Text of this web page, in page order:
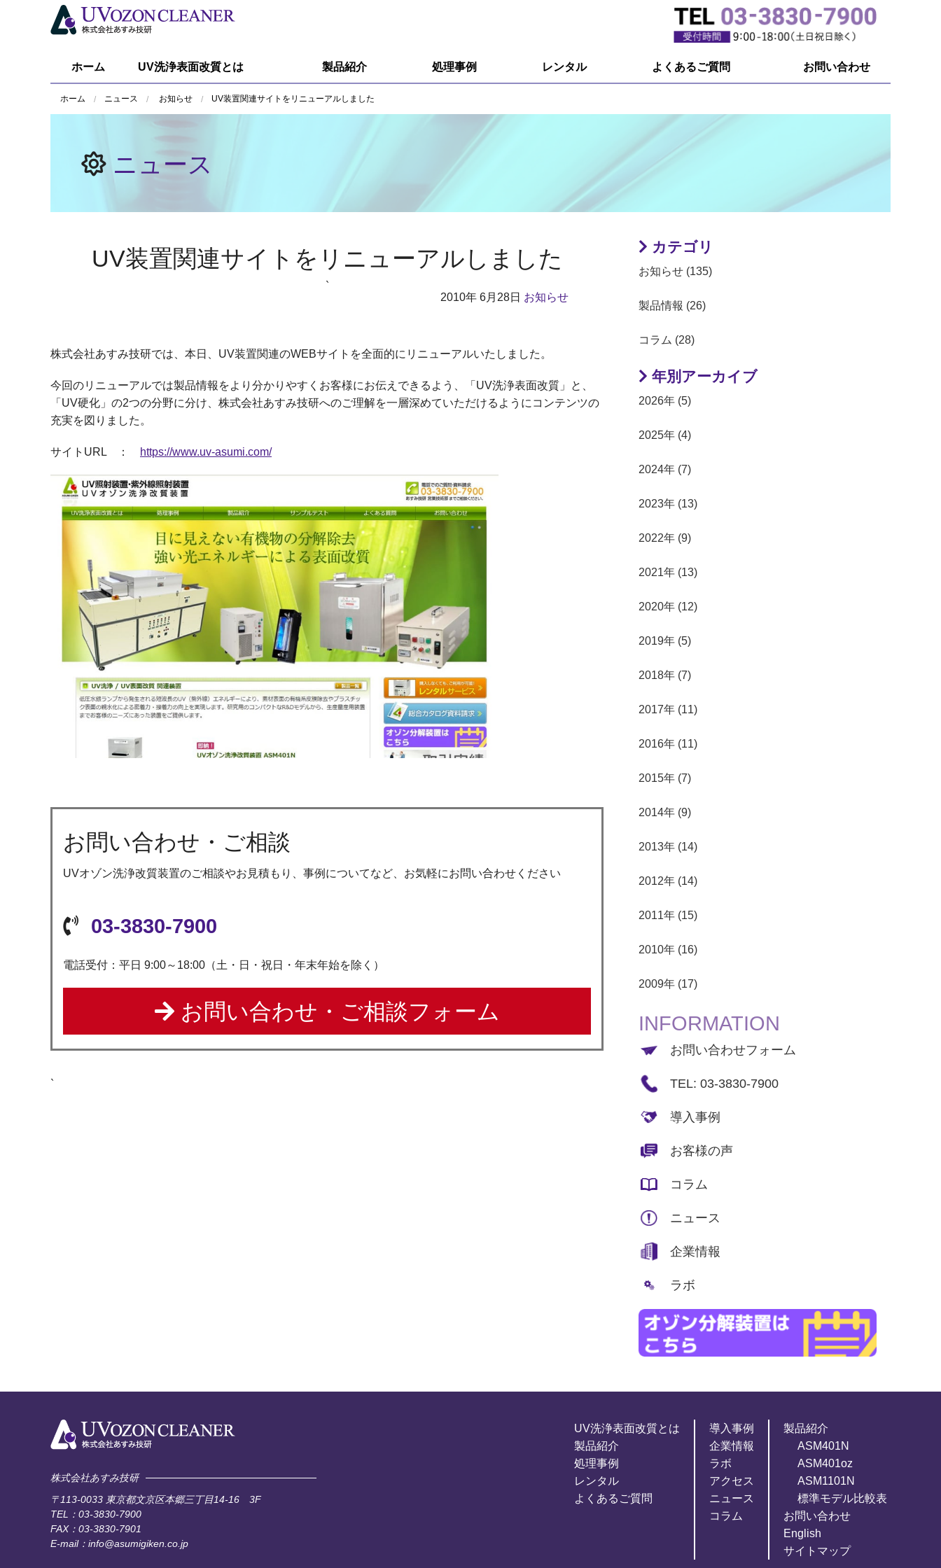
ホーム UV洗浄表面改質とは 製品紹介
R&D用小型装置
接触角計、ぬれ性評価装置
処理事例 レンタル よくあるご質問 お問い合わせ
ホーム ニュース お知らせ UV装置関連サイトをリニューアルしました
ニュース
UV装置関連サイトをリニューアルしました
`
2010年 6月28日 お知らせ
株式会社あすみ技研では、本日、UV装置関連のWEBサイトを全面的にリニューアルいたしました。
今回のリニューアルでは製品情報をより分かりやすくお客様にお伝えできるよう、「UV洗浄表面改質」と、
「UV硬化」の2つの分野に分け、株式会社あすみ技研へのご理解を一層深めていただけるようにコンテンツの
充実を図りました。
サイトURL ： https://www.uv-asumi.com/
お問い合わせ・ご相談
UVオゾン洗浄改質装置のご相談やお見積もり、事例についてなど、お気軽にお問い合わせください
03-3830-7900
電話受付：平日 9:00～18:00（土・日・祝日・年末年始を除く）
お問い合わせ・ご相談フォーム
`
カテゴリ
お知らせ (135)
製品情報 (26)
コラム (28)
年別アーカイブ
2026年 (5)
2025年 (4)
2024年 (7)
2023年 (13)
2022年 (9)
2021年 (13)
2020年 (12)
2019年 (5)
2018年 (7)
2017年 (11)
2016年 (11)
2015年 (7)
2014年 (9)
2013年 (14)
2012年 (14)
2011年 (15)
2010年 (16)
2009年 (17)
INFORMATION
お問い合わせフォーム
TEL: 03-3830-7900
導入事例
お客様の声
コラム
ニュース
企業情報
ラボ
株式会社あすみ技研
〒113-0033 東京都文京区本郷三丁目14-16 3F
TEL：03-3830-7900
FAX：03-3830-7901
E-mail：info@asumigiken.co.jp
UV洗浄表面改質とは
製品紹介
処理事例
レンタル
よくあるご質問
導入事例
企業情報
ラボ
アクセス
ニュース
コラム
製品紹介
ASM401N
ASM401oz
ASM1101N
標準モデル比較表
お問い合わせ
English
サイトマップ